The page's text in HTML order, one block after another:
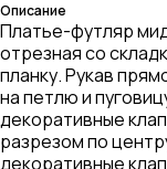
Описание
Платье-футляр
отрезная со
планку. Рукав
на петлю и
декоративные
разрезом по
декоративные